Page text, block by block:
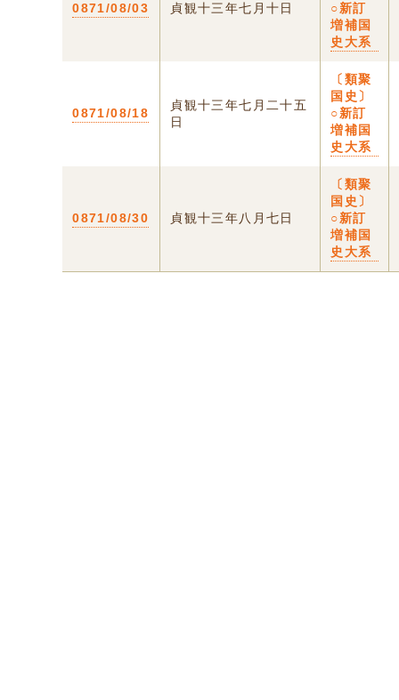
0871/08/03 貞観十三年七月十日
○新訂
増補国
史大系
0871/08/18
貞観十三年七月二十五
日
〔類聚
国史〕
○新訂
増補国
史大系
0871/08/30 貞観十三年八月七日
〔類聚
国史〕
○新訂
増補国
史大系